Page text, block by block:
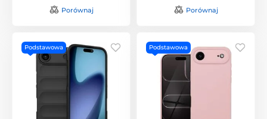
Porównaj Porównaj
Podstawowa Podstawowa